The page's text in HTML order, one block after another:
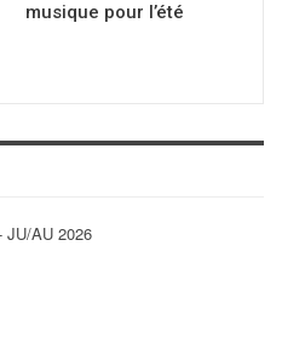
musique pour l’été
JU/AU 2026